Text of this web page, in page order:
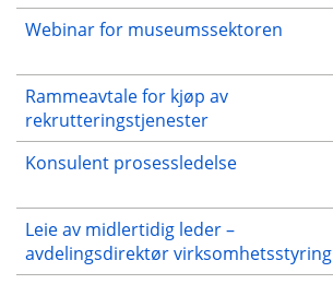
Webinar for museumssektoren
Rammeavtale for kjøp av
rekrutteringstjenester
Konsulent prosessledelse
Leie av midlertidig leder –
avdelingsdirektør virksomhetsstyring